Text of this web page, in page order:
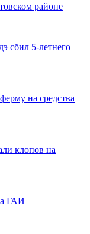
районе
сбил 5-летнего
на средства
клопов на
ГАИ